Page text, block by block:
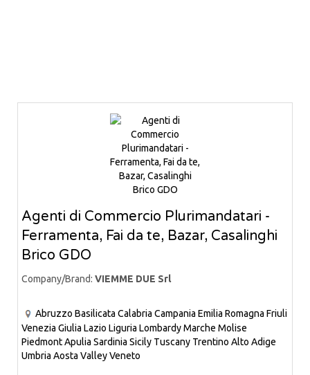
Agenti di Commercio Plurimandatari -
Ferramenta, Fai da te, Bazar, Casalinghi
Brico GDO
Company/Brand: VIEMME DUE Srl
Abruzzo Basilicata Calabria Campania Emilia Romagna Friuli
Venezia Giulia Lazio Liguria LombardyMarche Molise
PiedmontApulia Sardinia Sicily Tuscany Trentino Alto Adige
Umbria Aosta ValleyVeneto